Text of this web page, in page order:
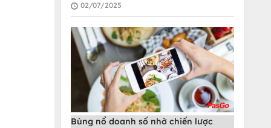
02/07/2025
Bùng nổ doanh số nhờ chiến lược